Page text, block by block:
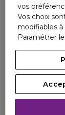
vos
Vos choix
modifiables
Paramétrer